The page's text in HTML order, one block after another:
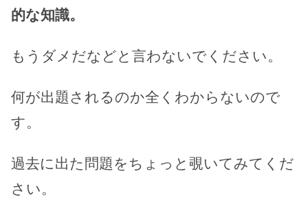
的な知識。
もうダメだなどと言わないでください。
何が出題されるのか全くわからないので
す。
過去に出た問題をちょっと覗いてみてくだ
さい。